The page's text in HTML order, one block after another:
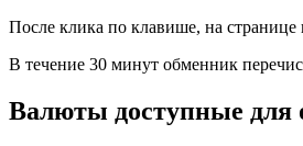
После клика по клавише, на странице
В течение 30 минут обменник
Валюты доступные для